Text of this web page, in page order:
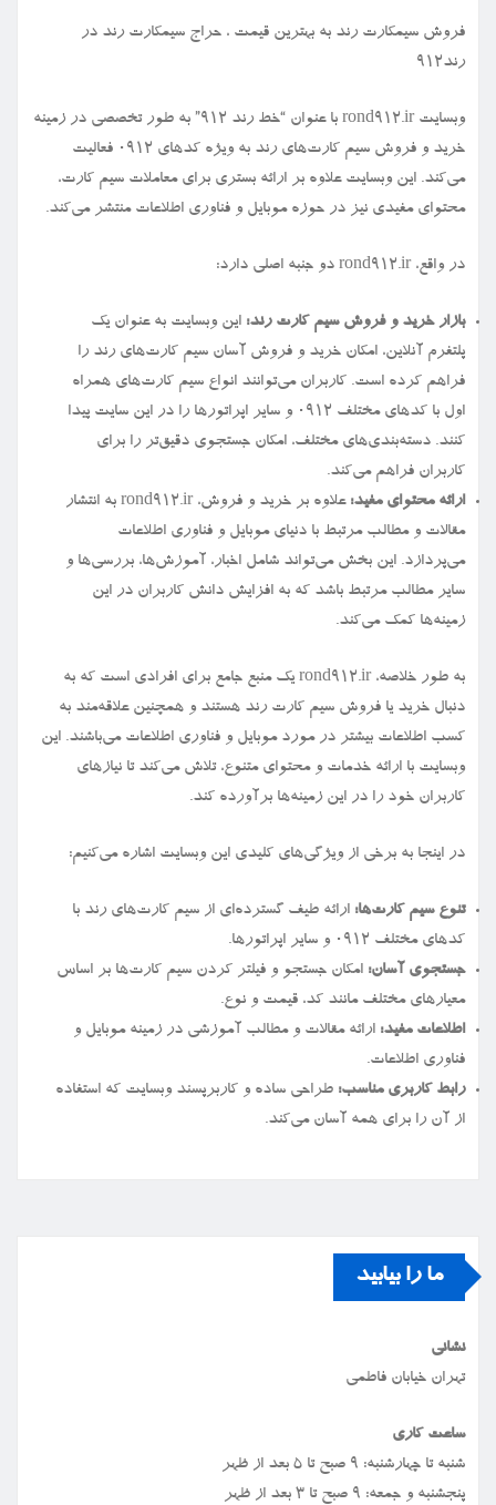
فروش سیمكارت رند به بهترین قیمت ، حراج سیمكارت رند در
رند912
وبسایت rond912.ir با عنوان “خط رند ۹۱۲” به طور تخصصی در زمینه
خرید و فروش سیم کارت‌های رند به ویژه کدهای ۰۹۱۲ فعالیت
می‌کند. این وبسایت علاوه بر ارائه بستری برای معاملات سیم کارت،
محتوای مفیدی نیز در حوزه موبایل و فناوری اطلاعات منتشر می‌کند.
در واقع، rond912.ir دو جنبه اصلی دارد:
بازار خرید و فروش سیم کارت رند: این وبسایت به عنوان یک
پلتفرم آنلاین، امکان خرید و فروش آسان سیم کارت‌های رند را
فراهم کرده است. کاربران می‌توانند انواع سیم کارت‌های همراه
اول با کدهای مختلف ۰۹۱۲ و سایر اپراتورها را در این سایت پیدا
کنند. دسته‌بندی‌های مختلف، امکان جستجوی دقیق‌تر را برای
کاربران فراهم می‌کند.
ارائه محتوای مفید:
علاوه بر خرید و فروش، rond912.ir به انتشار
مقالات و مطالب مرتبط با دنیای موبایل و فناوری اطلاعات
می‌پردازد. این بخش می‌تواند شامل اخبار، آموزش‌ها، بررسی‌ها و
سایر مطالب مرتبط باشد که به افزایش دانش کاربران در این
زمینه‌ها کمک می‌کند.
به طور خلاصه، rond912.ir یک منبع جامع برای افرادی است که به
دنبال خرید یا فروش سیم کارت رند هستند و همچنین علاقه‌مند به
کسب اطلاعات بیشتر در مورد موبایل و فناوری اطلاعات می‌باشند. این
وبسایت با ارائه خدمات و محتوای متنوع، تلاش می‌کند تا نیازهای
کاربران خود را در این زمینه‌ها برآورده کند.
در اینجا به برخی از ویژگی‌های کلیدی این وبسایت اشاره می‌کنیم:
تنوع سیم کارت‌ها: ارائه طیف گسترده‌ای از سیم کارت‌های رند با
کدهای مختلف ۰۹۱۲ و سایر اپراتورها.
جستجوی آسان: امکان جستجو و فیلتر کردن سیم کارت‌ها بر اساس
معیارهای مختلف مانند کد، قیمت و نوع.
اطلاعات مفید: ارائه مقالات و مطالب آموزشی در زمینه موبایل و
فناوری اطلاعات.
رابط کاربری مناسب: طراحی ساده و کاربرپسند وبسایت که استفاده
از آن را برای همه آسان می‌کند.
ما را بیابید
نشانی
تهران خیابان فاطمی
ساعت کاری
شنبه تا چهارشنبه: ۹ صبح تا ۵ بعد از ظهر
پنجشنبه و جمعه: ۹ صبح تا ۳ بعد از ظهر